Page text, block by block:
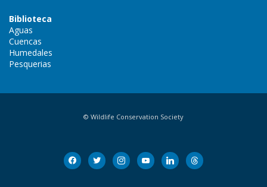
Biblioteca
Aguas
Cuencas
Humedales
Pesquerias
© Wildlife Conservation Society
facebook
twitter instagramyoutubelinkedinthreads